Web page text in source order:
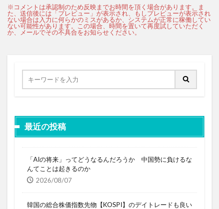
最近の投稿
「AIの将来」ってどうなるんだろうか 中国勢に負けるな
んてことは起きるのか
2026/08/07
韓国の総合株価指数先物【KOSPI】のデイトレードも良い